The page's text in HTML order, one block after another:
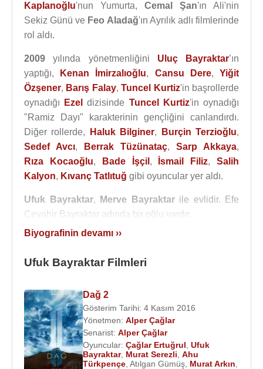
Kaplanoğlu'nun Yumurta, Cemal Şan'ın Ali'nin
Sekiz Günü ve Feo Aladağ'ın Ayrılık adlı filmlerinde
rol aldı.
2009 yılında yönetmenliğini Uluç Bayraktar’ın
yaptığı,
Kenan İmirzalıoğlu, Cansu Dere,Yiğit
Özşener, Barış Falay,Tuncel Kurtiz'in başrollerde
oynadığı
Ezel dizisinde Tuncel Kurtiz'in oynadığı
"Ramiz Dayı" karakterinin gençliğini canlandırdı.
Diğer rollerde,
Haluk Bilginer, Burçin Terzioğlu,
Sedef Avcı, Berrak Tüzünataç, Sarp Akkaya,
Rıza Kocaoğlu, Bade İşçil , İsmail Filiz,Salih
Kalyon, Kıvanç Tatlıtuğ gibi oyuncular yer aldı.
Ufuk Bayraktar, Merve Bayraktarile evlidir. Efe
Cevahir Bayraktar adında bir oğlu vardır.
2012yılında senaryosu
Serkan Ercan,Bülent Alkış
1915” adlı filmdeSeyit Onbaşı
[2015]]] yılındaTRT1’de yayınlanan “Milat” dizide
İstihbarata Karşı Koyma Başkanlığı'nın başındaki
Müsteşar Yardımcısı rolünüDemir Karahan
oynarken,Mustafa Uğurlukötü adam karakteri
Biyografinin devamı ››
Ufuk Bayraktar Filmleri
Dağ 2
Gösterim Tarihi: 4 Kasım 2016
Yönetmen: Alper Çağlar
Senarist: Alper Çağlar
Oyuncular: Çağlar Ertuğrul Ufuk
Bayraktar, Murat Serezli Ahu
Türkpençe Atılgan Gümüş Murat Arkın